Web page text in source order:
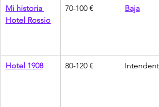
Mi historia
Hotel Rossio
70-100 € Baja
Hotel 1908 80-120 € Intendente